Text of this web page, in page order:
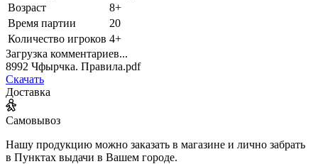
Возраст
8+
Время партии
20
Количество игроков 4+
Загрузка комментариев...
8992 Чфырчка. Правила.pdf
Скачать
Доставка
Самовывоз
Нашу продукцию можно заказать в магазине и лично забрать
в Пунктах выдачи в Вашем городе.